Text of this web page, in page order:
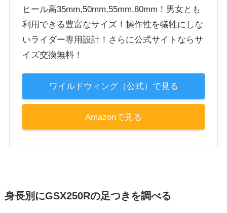
ヒール高35mm,50mm,55mm,80mm！男女とも
利用できる豊富なサイズ！操作性を犠牲にしな
いライダー専用設計！さらに公式サイトならサ
イズ交換無料！
ワイルドウィング（公式）で見る
Amazonで見る
身長別にGSX250Rの足つきを調べる